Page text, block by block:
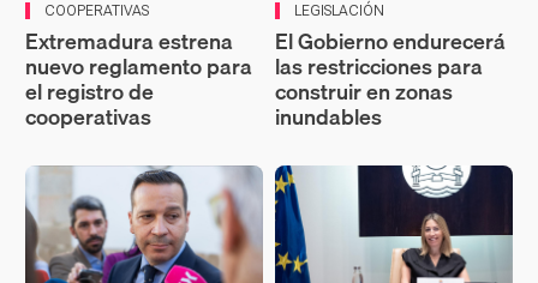
COOPERATIVAS
Extremadura estrena
nuevo reglamento para
el registro de
cooperativas
LEGISLACIÓN
El Gobierno endurecerá
las restricciones para
construir en zonas
inundables